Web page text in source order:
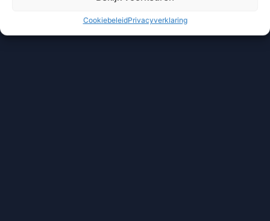
CookiebeleidPrivacyverklaring